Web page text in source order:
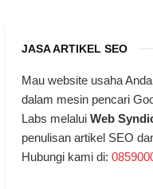
JASA ARTIKEL SEO
Mau website usaha
dalam mesin pencari
Labs melalui Web
penulisan artikel SEO
Hubungi kami di: